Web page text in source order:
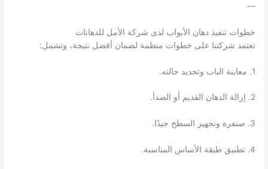
—
خطوات تنفيذ دهان الأبواب لدى شركة الأمل للدهانات
تعتمد شركتنا على خطوات منظمة لضمان أفضل نتيجة، وتشمل:
1. معاينة الباب وتحديد حالته.
2. إزالة الدهان القديم أو الصدأ.
3. صنفرة وتجهيز السطح جيدًا.
4. تطبيق طبقة الأساس المناسبة.